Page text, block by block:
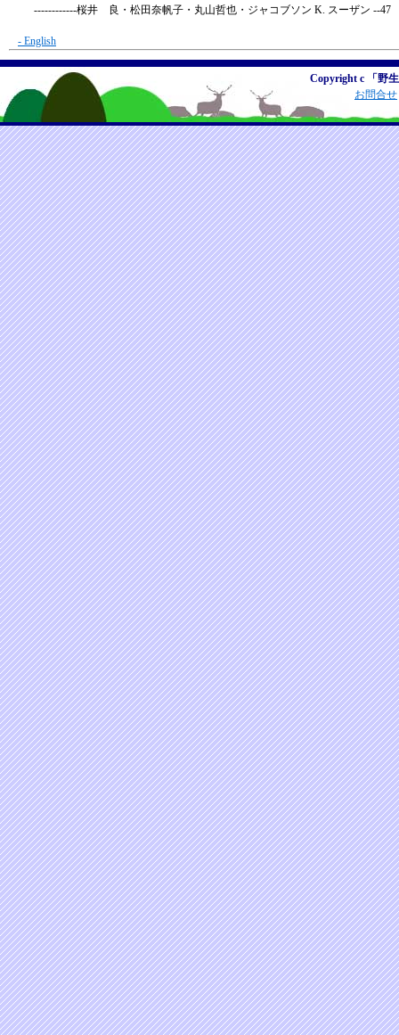
------------桜井 良・松田奈帆子・丸山哲也・ジャコブソン K. スーザン --47
- English
Copyright c 「野
お問合せ